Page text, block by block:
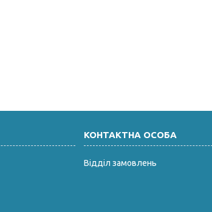
Відділ замовлень